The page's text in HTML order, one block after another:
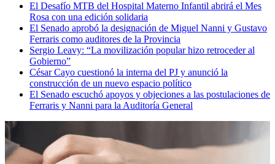
El Desafío MTB del Hospital Materno Infantil abrirá el Mes
Rosa con una edición solidaria
El Senado aprobó la designación de Miguel Nanni y Gustavo
Ferraris como auditores de la Provincia
Sergio Leavy: “La movilización popular hizo retroceder al
Gobierno”
César Cayo cuestionó la interna del PJ y anunció la
construcción de un nuevo espacio político
El Senado escuchó apoyos y objeciones a las postulaciones de
Ferraris y Nanni para la Auditoría General